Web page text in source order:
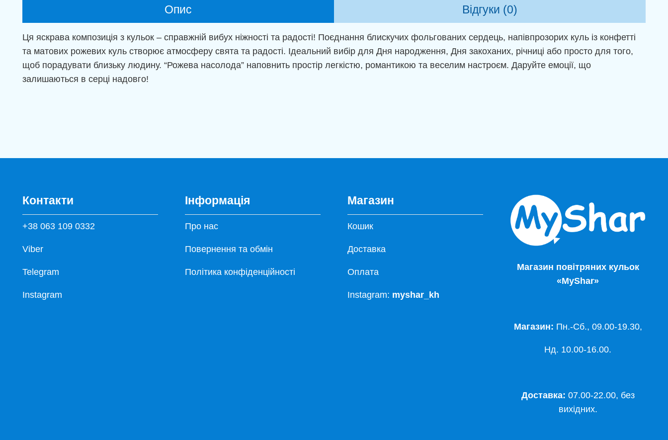
Опис Відгуки (0)
Ця яскрава композиція з кульок – справжній вибух ніжності та радості! Поєднання блискучих фольгованих сердець, напівпрозорих куль із конфетті
та матових рожевих куль створює атмосферу свята та радості. Ідеальний вибір для Дня народження, Дня закоханих, річниці або просто для того,
щоб порадувати близьку людину. “Рожева насолода” наповнить простір легкістю, романтикою та веселим настроєм. Даруйте емоції, що
залишаються в серці надовго!
Контакти
+38 063 109 0332
Viber
Telegram
Instagram
Інформація
Про нас
Повернення та обмін
Політика конфіденційності
Магазин
Кошик
Доставка
Оплата
Instagram: myshar_kh
Магазин повітряних кульок
«MyShar»
Магазин: Пн.-Сб., 09.00-19.30,
Нд. 10.00-16.00.
Доставка: 07.00-22.00, без
вихідних.